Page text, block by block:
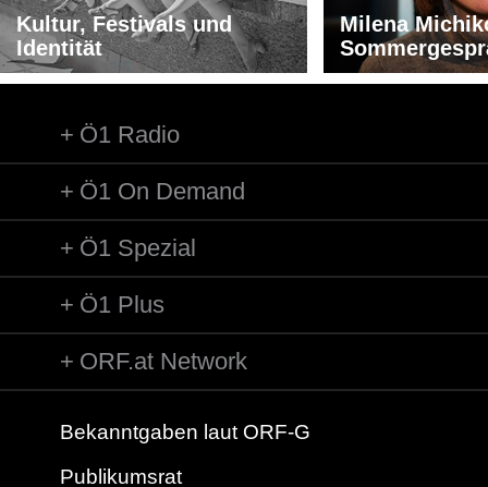
Kultur, Festivals und
Identität
Milena
Ö1 Radio
Ö1 On Demand
Ö1 Spezial
Ö1 Plus
ORF.at Network
Bekanntgaben laut ORF-G
Publikumsrat